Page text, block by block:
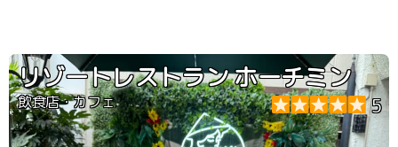
リゾートレストラン ホーチミン
飲食店・カフェ 5